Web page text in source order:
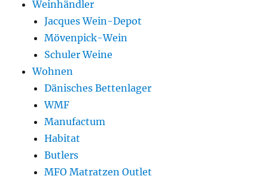
Weinhändler
Jacques Wein-Depot
Mövenpick-Wein
Schuler Weine
Wohnen
Dänisches Bettenlager
WMF
Manufactum
Habitat
Butlers
MFO Matratzen Outlet